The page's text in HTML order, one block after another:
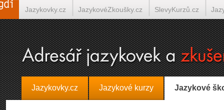
Jazykovky.cz Jazykové kurzy Jazykové
Jazykovky.cz JazykovéZkoušky.cz SlevyKurzů.cz
Španělština on-line Italština on-line Tlumočení-